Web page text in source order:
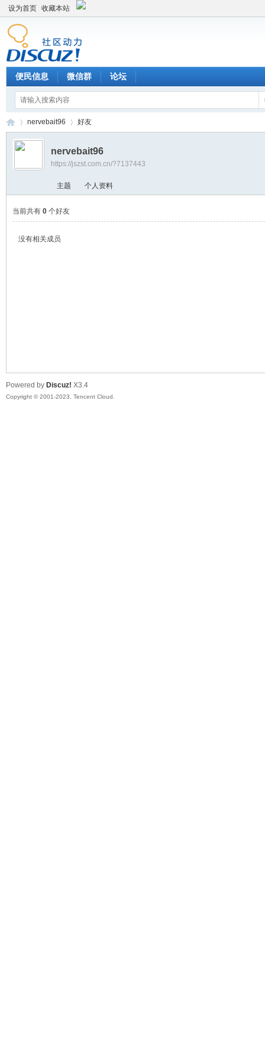
设为首页 收藏本站
便民信息 微信群 论坛
›
nervebait96 好友
nervebait96
https://jszst.com.cn/?7137443
主题 个人资料
当前共有 0个好友
没有相关成员
Powered by Discuz! X3.4
Copyright © 2001-2023, Tencent Cloud.